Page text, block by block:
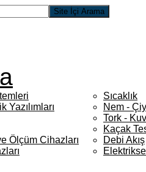
Yazılımları
Ölçüm Cihazları
Sıcaklık
Nem -
Tork -
Kaçak
Debi Akış